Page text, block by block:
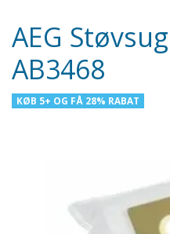
AEG
AB3468
KØB 5+ OG FÅ 28% RABAT